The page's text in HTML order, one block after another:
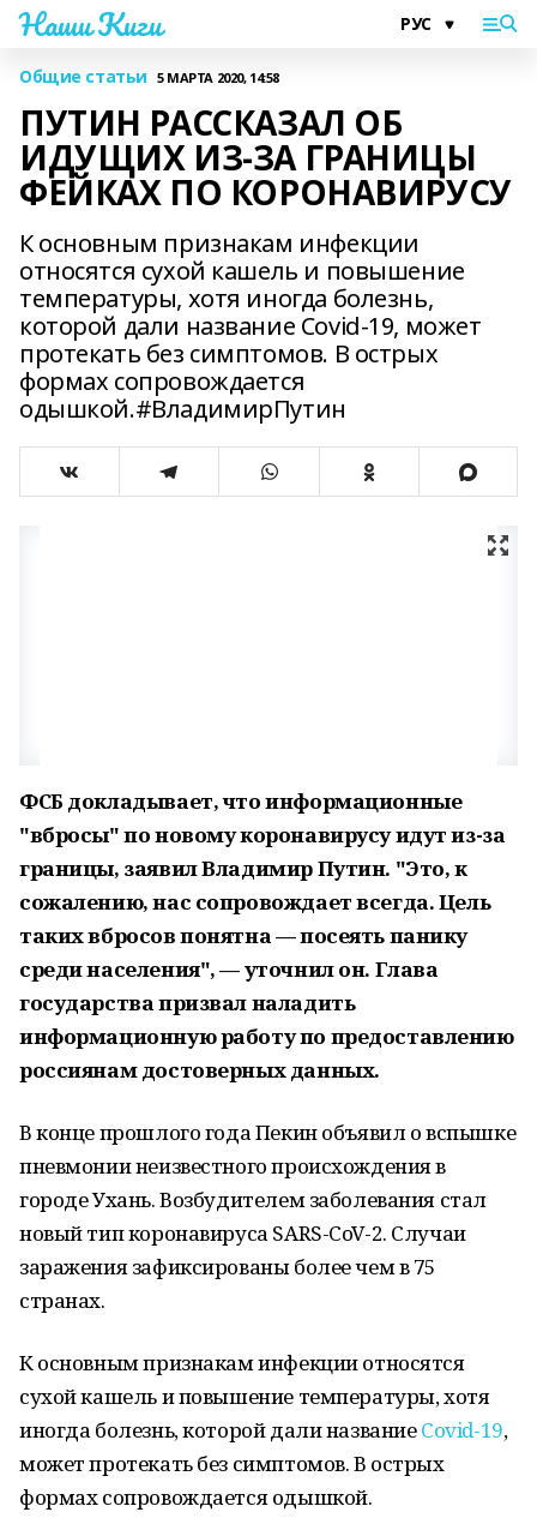
Наши Киги
Общие статьи 5 МАРТА 2020, 14:58
ПУТИН РАССКАЗАЛ ОБ
ИДУЩИХ ИЗ-ЗА ГРАНИЦЫ
ФЕЙКАХ ПО КОРОНАВИРУСУ
К основным признакам инфекции
относятся сухой кашель и повышение
температуры, хотя иногда болезнь,
которой дали название Covid-19, может
протекать без симптомов. В острых
формах сопровождается
одышкой.#ВладимирПутин
ФСБ докладывает, что информационные
"вбросы" по новому коронавирусу идут из-за
границы, заявил Владимир Путин. "Это, к
сожалению, нас сопровождает всегда. Цель
таких вбросов понятна — посеять панику
среди населения", — уточнил он. Глава
государства призвал наладить
информационную работу по предоставлению
россиянам достоверных данных.
В конце прошлого года Пекин объявил о вспышке
пневмонии неизвестного происхождения в
городе Ухань. Возбудителем заболевания стал
новый тип коронавируса SARS-CoV-2. Случаи
заражения зафиксированы более чем в 75
странах.
К основным признакам инфекции относятся
сухой кашель и повышение температуры, хотя
иногда болезнь, которой дали названиеCovid-19,
может протекать без симптомов. В острых
формах сопровождается одышкой.